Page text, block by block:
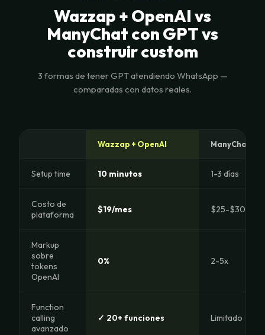
Wazzap + OpenAI vs
ManyChat con GPT vs
construir custom
3 formas de tener GPT atendiendo WhatsApp —
comparadas con datos reales.
Wazzap + OpenAI ManyChat /
Setup time 10 minutos 1-3 días
Costo de
plataforma
$19/mes $25-$300/
Markup
sobre
tokens
OpenAI
0% 2-5x
Function
calling
avanzado
✓ 20+ funciones Limitado